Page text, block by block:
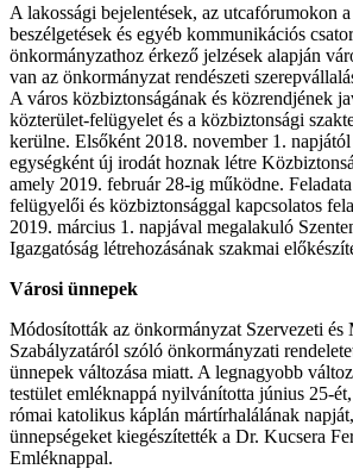
A lakossági bejelentések, az utcafórumokon
beszélgetések és egyéb kommunikációs
önkormányzathoz érkező jelzések alapján
van az önkormányzat rendészeti
A város közbiztonságának és közrendjének
közterület-felügyelet és a közbiztonsági
kerülne. Elsőként 2018. november 1.
egységként új irodát hoznak létre
amely 2019. február 28-ig működne.
felügyelői és közbiztonsággal kapcsolatos
2019. március 1. napjával megalakuló
Igazgatóság létrehozásának szakmai
Városi ünnepek
Módosították az önkormányzat Szervezeti és
Szabályzatáról szóló önkormányzati
ünnepek változása miatt. A legnagyobb
testület emléknappá nyilvánította június 25-
római katolikus káplán mártírhalálának
ünnepségeket kiegészítették a Dr. Kucsera
Emléknappal.